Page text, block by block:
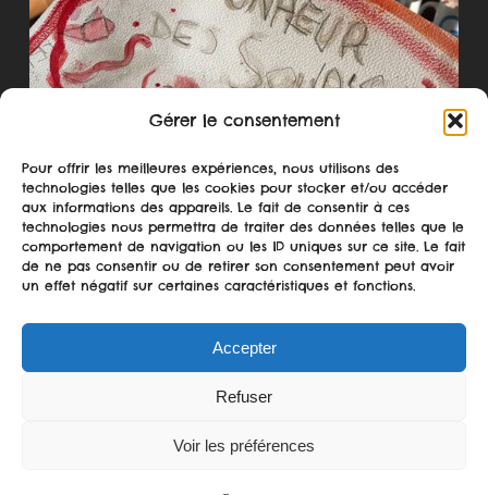
Gérer le consentement
Pour offrir les meilleures expériences, nous utilisons des
technologies telles que les cookies pour stocker et/ou accéder
aux informations des appareils. Le fait de consentir à ces
technologies nous permettra de traiter des données telles que le
comportement de navigation ou les ID uniques sur ce site. Le fait
de ne pas consentir ou de retirer son consentement peut avoir
un effet négatif sur certaines caractéristiques et fonctions.
Accepter
Refuser
Voir les préférences